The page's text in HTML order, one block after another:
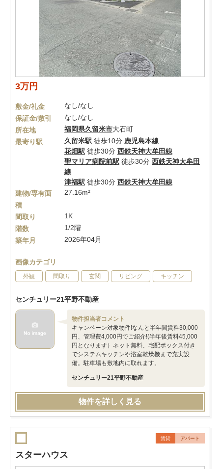
3万円
敷金/礼金
なし/なし
保証金/敷引
なし/なし
所在地
福岡県久留米市大石町
最寄り駅
久留米駅 徒歩10分 鹿児島本線
花畑駅 徒歩30分 西鉄天神大牟田線
聖マリア病院前駅 徒歩30分 西鉄天神大牟田
線
津福駅 徒歩30分 西鉄天神大牟田線
建物/専有面
積
27.16m²
間取り
1K
階数
1/2階
築年月
2026年04月
画像カテゴリ
外観 間取り 玄関 リビング キッチン
センチュリー21平野不動産
物件担当者コメント
キャンペーン対象物件!なんと半年間賃料30,000
円、管理費4,000円でご紹介!(半年後賃料45,000
円となります）ネット無料、宅配ボックス付き
でシステムキッチンや浴室乾燥機まで充実設
備。駐車場も敷地内に取れます。
センチュリー21平野不動産
物件を詳しく見る
賃貸 アパート
スターハウス